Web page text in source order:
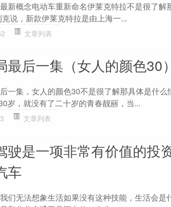
新概念电动车重新命名伊莱克特拉不是很了解
说，新款伊莱克特拉是由上海一...
文章列表
后一集（女人的颜色30）
一集，女人的颜色30不是很了解那具体是什么
岁，就没有了二十岁的青春靓丽，当...
文章列表
驶是一项非常有价值的投
车
们无法想象生活如果没有这种技能，生活会是